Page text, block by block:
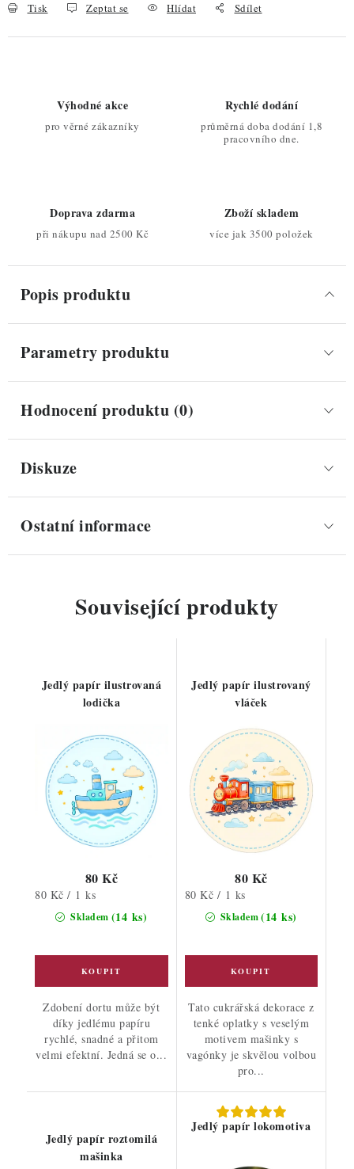
Tisk Zeptat se Hlídat Sdílet
Výhodné akce
pro věrné zákazníky
Rychlé dodání
průměrná doba dodání 1,8
pracovního dne.
Doprava zdarma
při nákupu nad 2500 Kč
Zboží skladem
více jak 3500 položek
Popis produktu
Parametry produktu
Hodnocení produktu (0)
Diskuze
Ostatní informace
Související produkty
Jedlý papír ilustrovaná
lodička
Skladem (14 ks)
80 Kč
Měrná
cena:
80 Kč / 1 ks
Zdobení dortu může být
díky jedlému papíru
rychlé, snadné a přitom
velmi efektní. Jedná se o...
Jedlý papír ilustrovaný
vláček
Skladem(14 ks)
80 Kč
Měrná
cena:
80 Kč / 1 ks
Tato cukrářská dekorace z
tenké oplatky s veselým
motivem mašinky s
vagónky je skvělou volbou
pro...
Jedlý papír roztomilá
mašinka
Jedlý papír lokomotiva